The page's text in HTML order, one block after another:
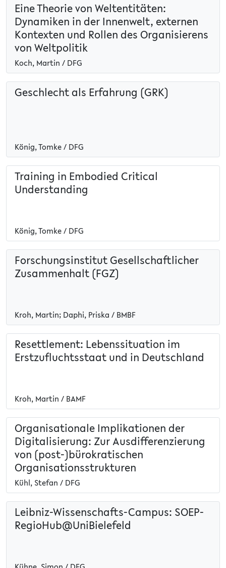
Eine Theorie von Weltentitäten:
Dynamiken in der Innenwelt, externen
Kontexten und Rollen des Organisierens
von Weltpolitik
Koch, Martin / DFG
Geschlecht als Erfahrung (GRK)
König, Tomke / DFG
Training in Embodied Critical
Understanding
König, Tomke / DFG
Forschungsinstitut Gesellschaftlicher
Zusammenhalt (FGZ)
Kroh, Martin; Daphi, Priska / BMBF
Resettlement: Lebenssituation im
Erstzufluchtsstaat und in Deutschland
Kroh, Martin / BAMF
Organisationale Implikationen der
Digitalisierung: Zur Ausdifferenzierung
von (post-)bürokratischen
Organisationsstrukturen
Kühl, Stefan / DFG
Leibniz-Wissenschafts-Campus: SOEP-
RegioHub@UniBielefeld